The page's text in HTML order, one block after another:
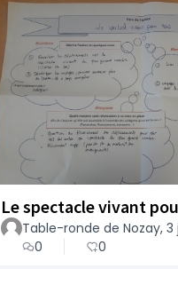
Le spectacle vivant
Table-ronde de Nozay, 3
0
0